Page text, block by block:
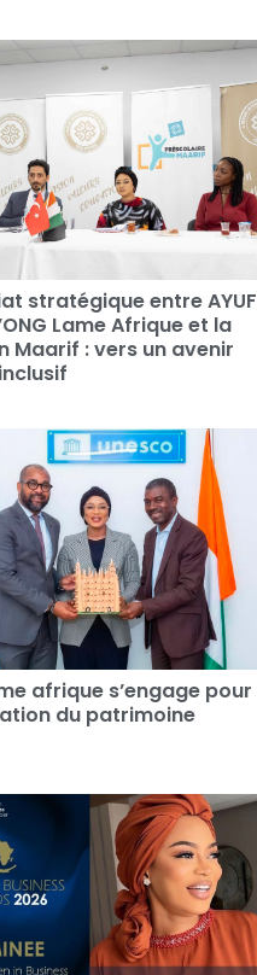
stratégique entre AYUF
Lame Afrique et la
Maarif : vers un avenir
afrique s’engage pour
du patrimoine